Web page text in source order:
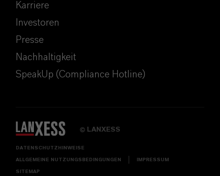
Karriere
Investoren
Presse
Nachhaltigkeit
SpeakUp (Compliance Hotline)
© LANXESS
DATENSCHUTZHINWEISE
ALLGEMEINE NUTZUNGSBEDINGUNGEN IMPRESSUM
SITEMAP